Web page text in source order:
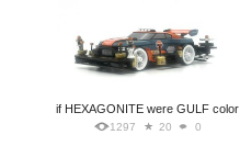
if HEXAGONITE were GULF color
1297 20 0